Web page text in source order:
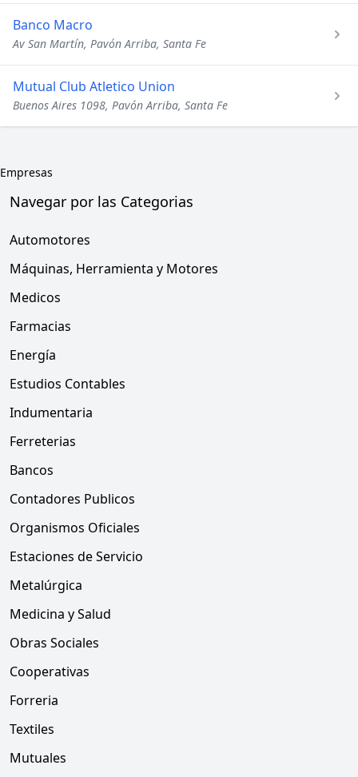
Banco Macro
Av San Martín, Pavón Arriba, Santa Fe
Mutual Club Atletico Union
Buenos Aires 1098, Pavón Arriba, Santa Fe
Empresas
Navegar por las Categorias
Automotores
Máquinas, Herramienta y Motores
Medicos
Farmacias
Energía
Estudios Contables
Indumentaria
Ferreterias
Bancos
Contadores Publicos
Organismos Oficiales
Estaciones de Servicio
Metalúrgica
Medicina y Salud
Obras Sociales
Cooperativas
Forreria
Textiles
Mutuales